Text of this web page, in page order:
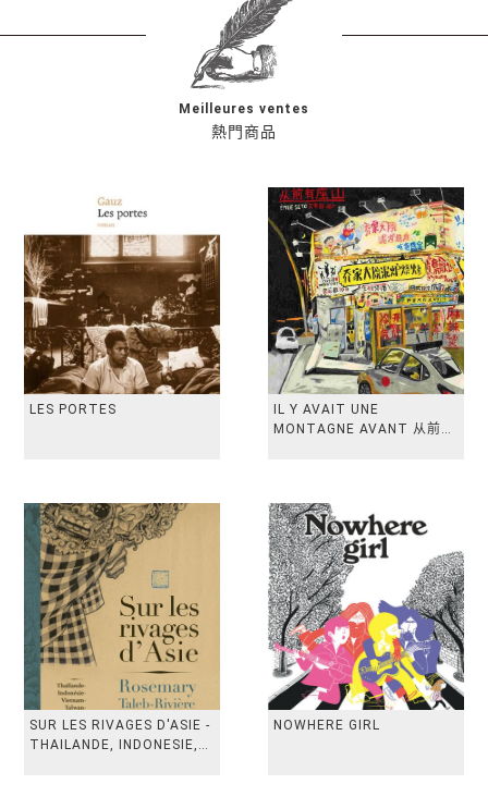
熱門商品
Meilleures ventes
LES PORTES
IL Y AVAIT UNE
MONTAGNE AVANT 从前有
SUR LES RIVAGES D'ASIE -
THAILANDE, INDONESIE,
NOWHERE GIRL